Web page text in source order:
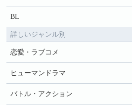
BL
詳しいジャンル別
恋愛・ラブコメ
ヒューマンドラマ
バトル・アクション